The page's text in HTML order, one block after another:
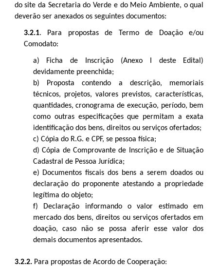
do site da Secretaria do Verde e do Meio Ambiente, o qual
deverão ser anexados os seguintes documentos:
3.2.1. Para propostas de Termo de Doação e/ou
Comodato:
a) Ficha de Inscrição (Anexo I deste Edital)
devidamente preenchida;
b) Proposta contendo a descrição, memoriais
técnicos, projetos, valores previstos, características,
quantidades, cronograma de execução, período, bem
como outras especificações que permitam a exata
identificação dos bens, direitos ou serviços ofertados;
c) Cópia do R.G. e CPF, se pessoa física;
d) Cópia de Comprovante de Inscrição e de Situação
Cadastral de Pessoa Jurídica;
e) Documentos fiscais dos bens a serem doados ou
declaração do proponente atestando a propriedade
legítima do objeto;
f) Declaração informando o valor estimado em
mercado dos bens, direitos ou serviços ofertados em
doação, caso não se possa aferir esse valor dos
demais documentos apresentados.
3.2.2.Para propostas de Acordo de Cooperação: